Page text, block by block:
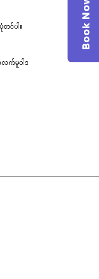
Book Now
င်ပါ။
က်မူဝါဒ